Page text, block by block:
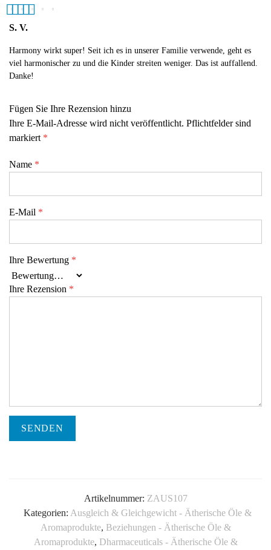
5out of 5
S. V.
Harmony wirkt super! Seit ich es in unserer Familie verwende, geht es
viel harmonischer zu und die Kinder streiten weniger. Das ist auffallend.
Danke!
Fügen Sie Ihre Rezension hinzu
Ihre E-Mail-Adresse wird nicht veröffentlicht. Pflichtfelder sind
markiert *
Name *
E-Mail *
Ihre Bewertung *
Ihre Rezension *
SENDEN
Artikelnummer: ZAUS107
Kategorien: Ausgleich & Gleichgewicht - Ätherische Öle &
Aromaprodukte, Beziehungen - Ätherische Öle &
Aromaprodukte, Dharmaceuticals - Ätherische Öle &